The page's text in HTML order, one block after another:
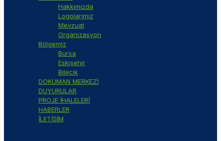
Hakkımızda
Logolarımız
Mevzuat
Organizasyon
Bölgemiz
Bursa
Eskişehir
Bilecik
DOKÜMAN MERKEZİ
DUYURULAR
PROJE İHALELERİ
HABERLER
İLETİŞİM